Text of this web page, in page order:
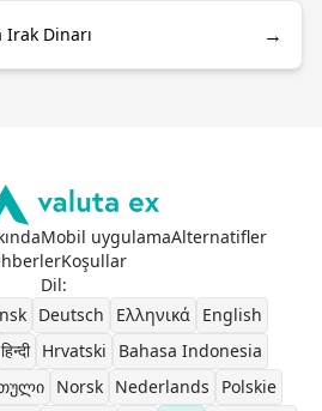
Dinarı →
Mobil uygulamaAlternatifler
Koşullar
Dil:
Deutsch Ελληνικά
English
हिन्दी Hrvatski
Bahasa Indonesia
Norsk Nederlands
Polskie